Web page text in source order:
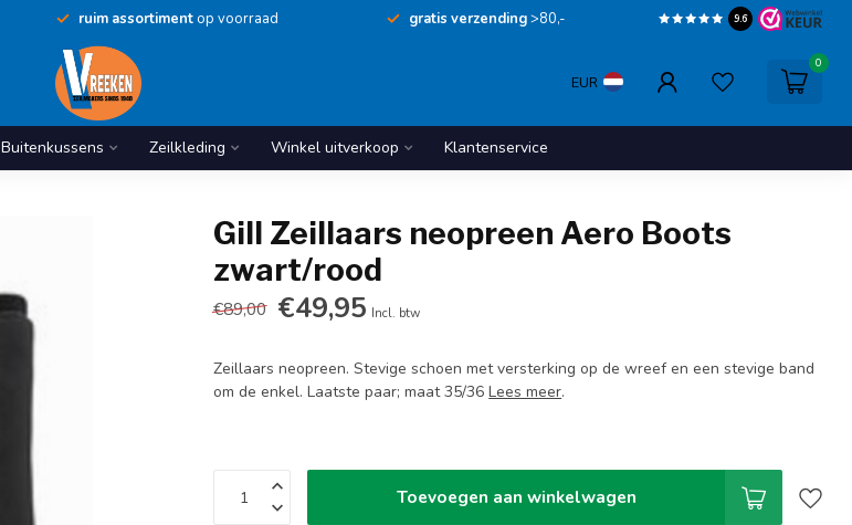
ruim assortimentop voorraad gratis verzending>80,- 9.6
EUR
0
Buitenkussens Zeilkleding Winkel uitverkoop Klantenservice
Gill Zeillaars neopreen Aero Boots
zwart/rood
€89,00 €49,95 Incl. btw
Zeillaars neopreen. Stevige schoen met versterking op de wreef en een stevige band
om de enkel. Laatste paar; maat 35/36Lees meer.
Toevoegen aan winkelwagen